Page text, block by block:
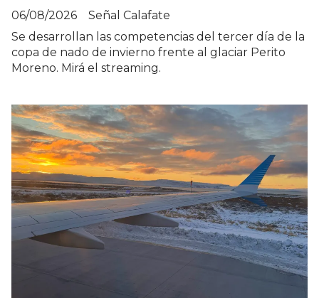
Señal Calafate
06/08/2026
Se desarrollan las competencias del tercer día de la
copa de nado de invierno frente al glaciar Perito
Moreno. Mirá el streaming.